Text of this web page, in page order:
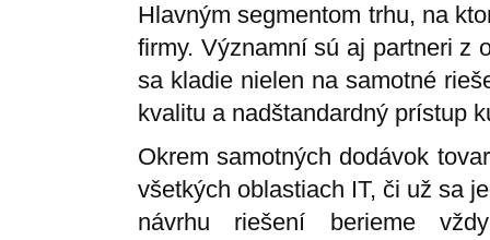
Hlavným segmentom trhu, na
firmy. Významní sú aj partneri z
sa kladie nielen na samotné
kvalitu a nadštandardný prístup
Okrem samotných dodávok
všetkých oblastiach IT, či už sa
návrhu riešení berieme